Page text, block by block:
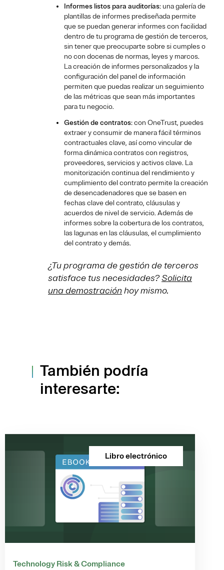
Informes listos para auditorías: una galería de
plantillas de informes prediseñada permite
que se puedan generar informes con facilidad
dentro de tu programa de gestión de terceros,
sin tener que preocuparte sobre si cumples o
no con docenas de normas, leyes y marcos.
La creación de informes personalizados y la
configuración del panel de información
permiten que puedas realizar un seguimiento
de las métricas que sean más importantes
para tu negocio.
Gestión de contratos:con OneTrust, puedes
extraer y consumir de manera fácil términos
contractuales clave, así como vincular de
forma dinámica contratos con registros,
proveedores, servicios y activos clave. La
monitorización continua del rendimiento y
cumplimiento del contrato permite la creación
de desencadenadores que se basen en
fechas clave del contrato, cláusulas y
acuerdos de nivel de servicio. Además de
informes sobre la cobertura de los contratos,
las lagunas en las cláusulas, el cumplimiento
del contrato y demás.
¿Tu programa de gestión de terceros
satisface tus necesidades?Solicita
una demostraciónhoy mismo.
También podría
interesarte:
Libro electrónico
Technology Risk & Compliance